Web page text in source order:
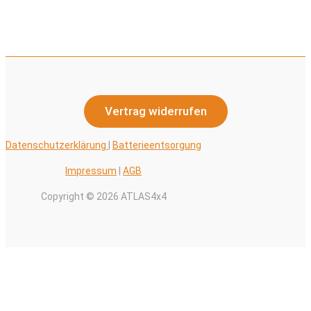
Vertrag widerrufen
Datenschutzerklärung Batterieentsorgung
Impressum AGB
Copyright © 2026 ATLAS4x4